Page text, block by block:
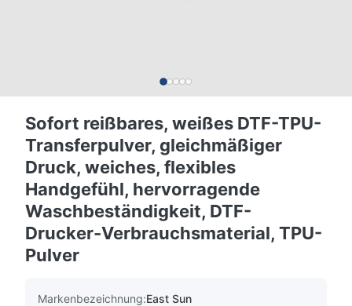
Sofort reißbares, weißes DTF-TPU-
Transferpulver, gleichmäßiger
Druck, weiches, flexibles
Handgefühl, hervorragende
Waschbeständigkeit, DTF-
Drucker-Verbrauchsmaterial, TPU-
Pulver
Markenbezeichnung:East Sun